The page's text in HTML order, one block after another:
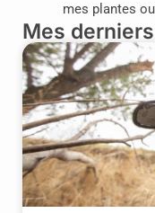
mes plantes
Mes